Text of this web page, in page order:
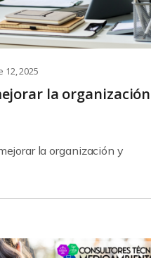
12, 2025
la
la organización y